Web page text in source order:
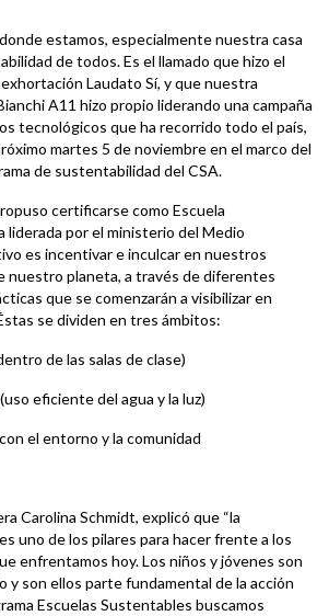
estamos, especialmente nuestra casa
de todos. Es el llamado que hizo el
Laudato Sí, y que nuestra
A11 hizo propio liderando una campaña
tecnológicos que ha recorrido todo el país,
martes 5 de noviembre en el marco del
de sustentabilidad del CSA.
certificarse como Escuela
liderada por el ministerio del Medio
es incentivar e inculcar en nuestros
nuestro planeta, a través de diferentes
que se comenzarán a visibilizar en
se dividen en tres ámbitos:
de las salas de clase)
eficiente del agua y la luz)
el entorno y la comunidad
Carolina Schmidt, explicó que “la
uno de los pilares para hacer frente a los
enfrentamos hoy. Los niños y jóvenes son
y son ellos parte fundamental de la acción
Escuelas Sustentables buscamos